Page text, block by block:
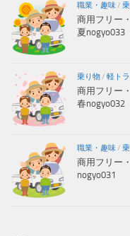
職業・趣味/
商用フリー
夏nogyo033
乗り物/ 軽ト
商用フリー
春nogyo032
職業・趣味/
商用フリー
nogyo031